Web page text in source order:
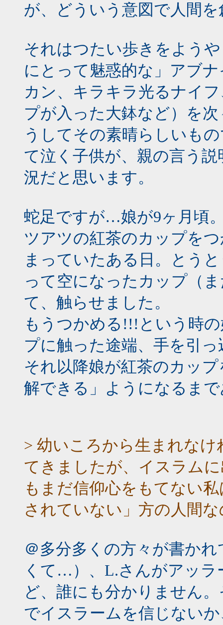
が、どういう意図で人間
それはつたい歩きをよう
にとって魅惑的な」アブ
カン、キラキラ光るナイ
プが入った大鉢など）を
うしてその素晴らしいも
て泣く子供が、親の言う
況だと思います。
蛇足ですが…娘が9ヶ月頃
ツアツの紅茶のカップを
まっていたある日。とう
って空になったカップ（
て、触らせました。
もうつかめる!!!という時
プに触った途端、手を引
それ以降娘が紅茶のカッ
解できる」ようになるま
> 幼いころから生まれな
てきましたが、イスラム
もまだ信仰心をもてない
されていない」方の人間
＠多分多くの方々が書か
くて…）、L.さんがアッ
ど、誰にも分かりません
でイスラームを信じない